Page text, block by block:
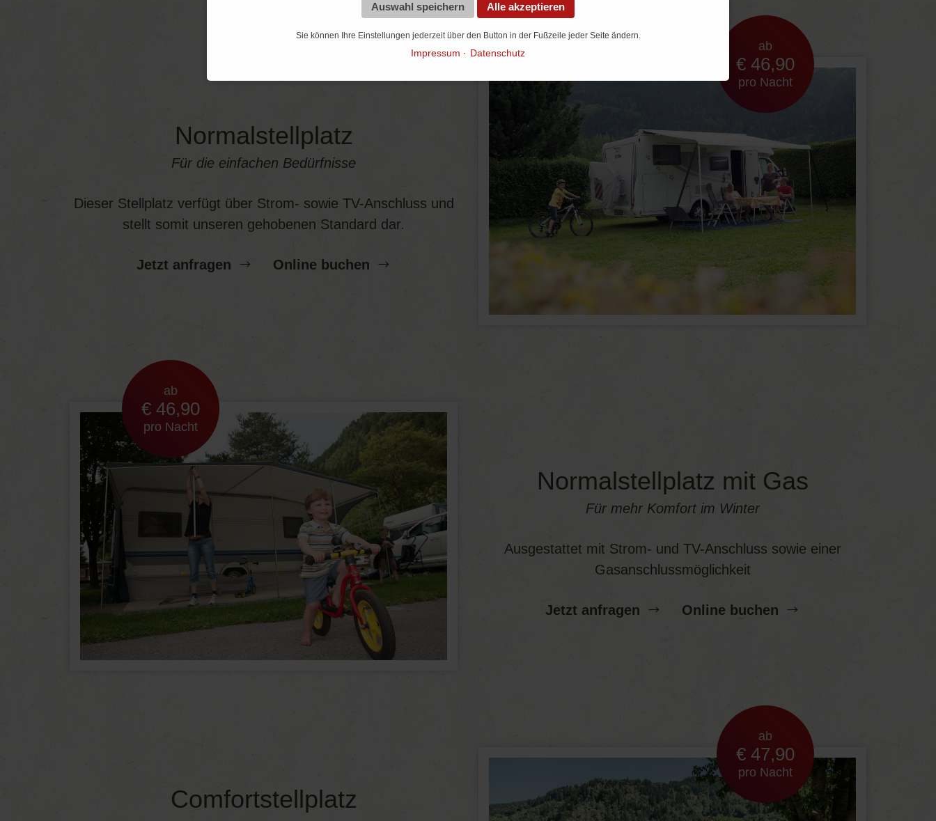
Normalstellplatz
Für die einfachen Bedürfnisse
Dieser Stellplatz verfügt über Strom- sowie TV-Anschluss und
stellt somit unseren gehobenen Standard dar.
Jetzt anfragen Online buchen
ab
€ 46,90
pro Nacht
ab
€ 46,90
pro Nacht
Normalstellplatz mit Gas
Für mehr Komfort im Winter
Ausgestattet mit Strom- und TV-Anschluss sowie einer
Gasanschlussmöglichkeit
Jetzt anfragen Online buchen
Comfortstellplatz
ab
€ 47,90
pro Nacht
Auswahl speichern Alle akzeptieren
Sie können Ihre Einstellungen jederzeit über den Button in der Fußzeile jeder Seite ändern.
Impressum Datenschutz